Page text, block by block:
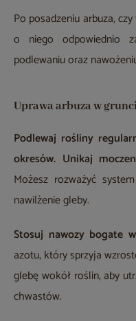
Po posadzeniu arbuza,
o niego odpowiednio
podlewaniu oraz
Uprawa arbuza w
Podlewaj rośliny
okresów. Unikaj
Możesz rozważyć
nawilżenie gleby.
Stosuj nawozy bogate
azotu, który sprzyja
glebę wokół roślin, aby
chwastów.